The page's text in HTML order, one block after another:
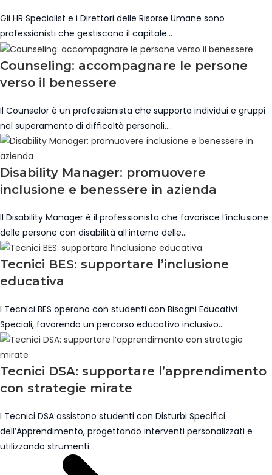
Gli HR Specialist e i Direttori delle Risorse Umane sono
professionisti che gestiscono il capitale…
Counseling: accompagnare le persone
verso il benessere
Il Counselor è un professionista che supporta individui e gruppi
nel superamento di difficoltà personali,…
Disability Manager: promuovere
inclusione e benessere in azienda
Il Disability Manager è il professionista che favorisce l’inclusione
delle persone con disabilità all’interno delle…
Tecnici BES: supportare l’inclusione
educativa
I Tecnici BES operano con studenti con Bisogni Educativi
Speciali, favorendo un percorso educativo inclusivo…
Tecnici DSA: supportare l’apprendimento
con strategie mirate
I Tecnici DSA assistono studenti con Disturbi Specifici
dell’Apprendimento, progettando interventi personalizzati e
utilizzando strumenti…